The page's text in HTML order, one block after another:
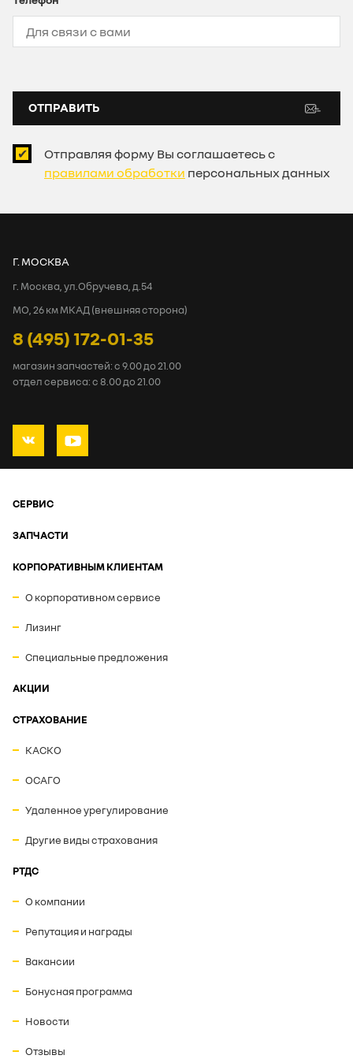
ОТПРАВИТЬ
Отправляя форму Вы соглашаетесь с
правилами обработки персональных данных
Г. МОСКВА
г. Москва, ул.Обручева, д.54
МО, 26 км МКАД (внешняя сторона)
8 (495) 172-01-35
магазин запчастей: с 9.00 до 21.00
отдел сервиса: с 8.00 до 21.00
СЕРВИС
ЗАПЧАСТИ
КОРПОРАТИВНЫМ КЛИЕНТАМ
О корпоративном сервисе
Лизинг
Специальные предложения
АКЦИИ
СТРАХОВАНИЕ
КАСКО
ОСАГО
Удаленное урегулирование
Другие виды страхования
РТДС
О компании
Репутация и награды
Вакансии
Бонусная программа
Новости
Отзывы